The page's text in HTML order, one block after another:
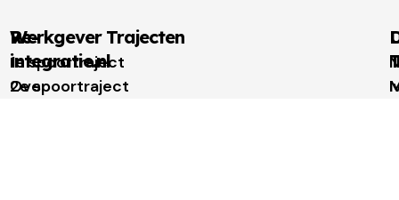
Re-
integratie.nl
Over
Werkgever Trajecten
1e spoortraject
2e spoortraject